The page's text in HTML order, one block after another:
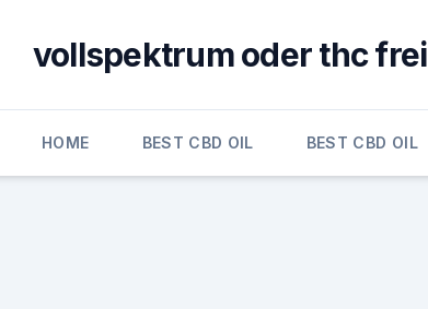
vollspektrum oder thc frei
HOME BEST CBD OIL BEST CBD OIL